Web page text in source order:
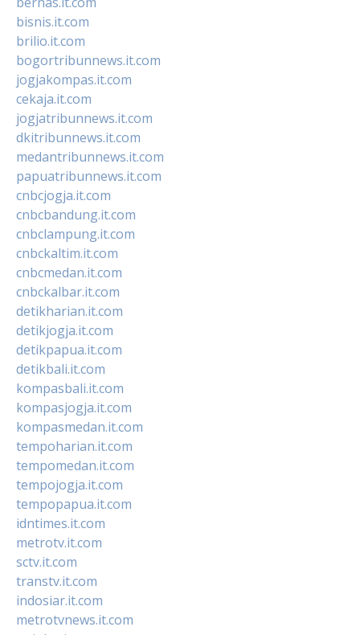
bisnis.it.com
brilio.it.com
bogortribunnews.it.com
jogjakompas.it.com
cekaja.it.com
jogjatribunnews.it.com
dkitribunnews.it.com
medantribunnews.it.com
papuatribunnews.it.com
cnbcjogja.it.com
cnbcbandung.it.com
cnbclampung.it.com
cnbckaltim.it.com
cnbcmedan.it.com
cnbckalbar.it.com
detikharian.it.com
detikjogja.it.com
detikpapua.it.com
detikbali.it.com
kompasbali.it.com
kompasjogja.it.com
kompasmedan.it.com
tempoharian.it.com
tempomedan.it.com
tempojogja.it.com
tempopapua.it.com
idntimes.it.com
metrotv.it.com
sctv.it.com
transtv.it.com
indosiar.it.com
metrotvnews.it.com